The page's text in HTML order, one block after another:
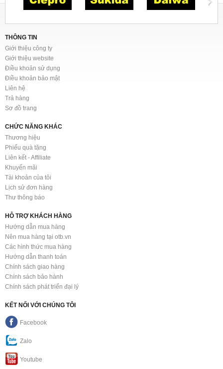
THÔNG TIN
Giới thiệu công ty
Giới thiệu website
Điều khoản sử dụng
Điều khoản bảo mật
Liên hệ
Trả hàng
Sơ đồ trang
CHỨC NĂNG KHÁC
Thương hiệu
Phiếu quà tặng
Liên kết - Affiliate
Khuyến mãi
Tài khoản của tôi
Lịch sử đơn hàng
Thư thông báo
HỖ TRỢ KHÁCH HÀNG
Hướng dẫn mua hàng
Nên mua hàng tại otb.vn
Các hình thức mua hàng
Hướng dẫn thanh toán
Chính sách giao hàng
Chính sách bảo hành
Chính sách phát triển đại lý
KẾT NỐI VỚI CHÚNG TÔI
Facebook
Zalo
Youtube